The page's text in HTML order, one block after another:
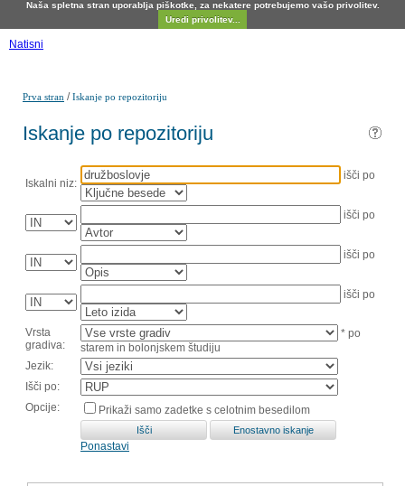
Naša spletna stran uporablja piškotke, za nekatere potrebujemo vašo privolitev.
Uredi privolitev...
Natisni
Prva stran /Iskanje po repozitoriju
Iskanje po repozitoriju
Iskalni niz:
išči po
išči po
išči po
išči po
Vrsta
gradiva:
* po
starem in bolonjskem študiju
Jezik:
Išči po:
Opcije:
Prikaži samo zadetke s celotnim besedilom
Ponastavi